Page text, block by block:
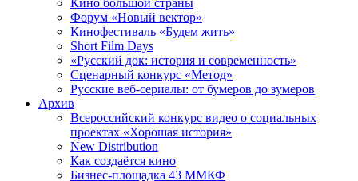
Кино большой страны
Форум «Новый вектор»
Кинофестиваль «Будем жить»
Short Film Days
«Русский док: история и современность»
Сценарный конкурс «Метод»
Русские веб-сериалы: от бумеров до зумеров
Архив
Всероссийский конкурс видео о социальных
проектах «Хорошая история»
New Distribution
Как создаётся кино
Бизнес-площадка 43 ММКФ